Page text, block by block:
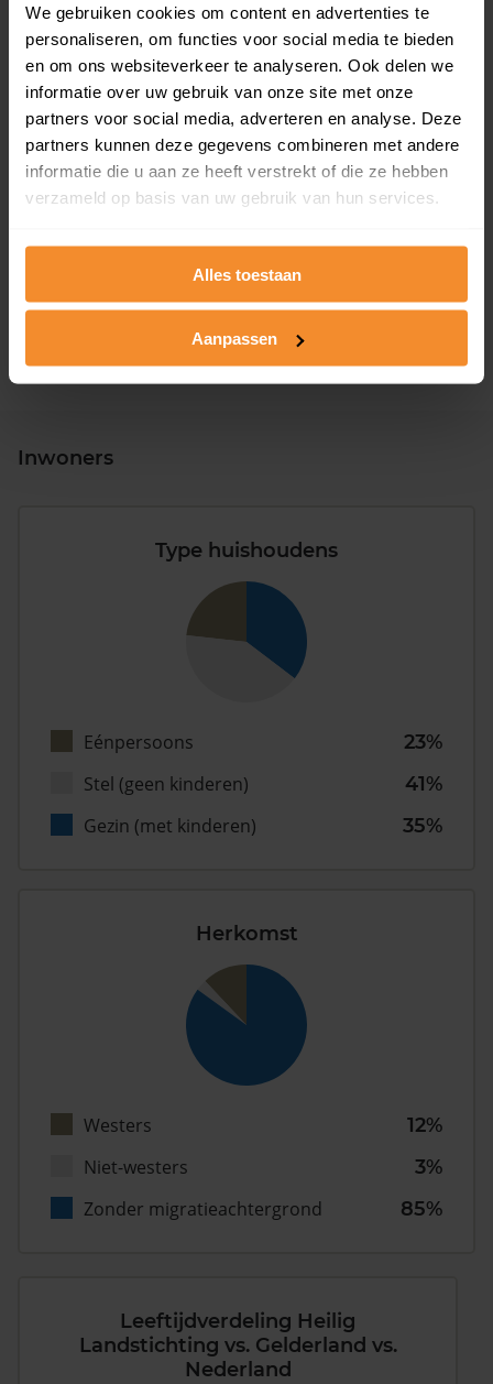
We gebruiken cookies om content en advertenties te
personaliseren, om functies voor social media te bieden
en om ons websiteverkeer te analyseren. Ook delen we
informatie over uw gebruik van onze site met onze
partners voor social media, adverteren en analyse. Deze
partners kunnen deze gegevens combineren met andere
informatie die u aan ze heeft verstrekt of die ze hebben
verzameld op basis van uw gebruik van hun services.
Alles toestaan
Aanpassen
Bouwjaar
T/m 1945
27%
1946 - 1980
60%
Inwoners
Type huishoudens
Eénpersoons
23%
Stel (geen kinderen)
41%
Gezin (met kinderen)
35%
Herkomst
Westers
12%
Niet-westers
3%
Zonder migratieachtergrond
85%
Leeftijdverdeling Heilig
Landstichting vs. Gelderland vs.
Nederland